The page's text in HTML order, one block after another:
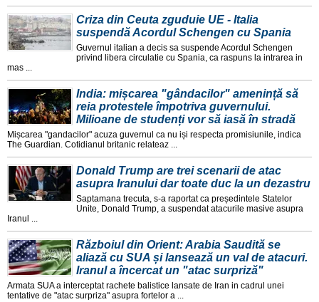
Criza din Ceuta zguduie UE - Italia
suspendă Acordul Schengen cu Spania
Guvernul italian a decis sa suspende Acordul Schengen
privind libera circulatie cu Spania, ca raspuns la intrarea in
mas ...
India: mișcarea "gândacilor" amenință să
reia protestele împotriva guvernului.
Milioane de studenți vor să iasă în stradă
Mișcarea "gandacilor" acuza guvernul ca nu iși respecta promisiunile, indica
The Guardian. Cotidianul britanic relateaz ...
Donald Trump are trei scenarii de atac
asupra Iranului dar toate duc la un dezastru
Saptamana trecuta, s-a raportat ca președintele Statelor
Unite, Donald Trump, a suspendat atacurile masive asupra
Iranul ...
Războiul din Orient: Arabia Saudită se
aliază cu SUA și lansează un val de atacuri.
Iranul a încercat un "atac surpriză"
Armata SUA a interceptat rachete balistice lansate de Iran in cadrul unei
tentative de "atac surpriza" asupra fortelor a ...